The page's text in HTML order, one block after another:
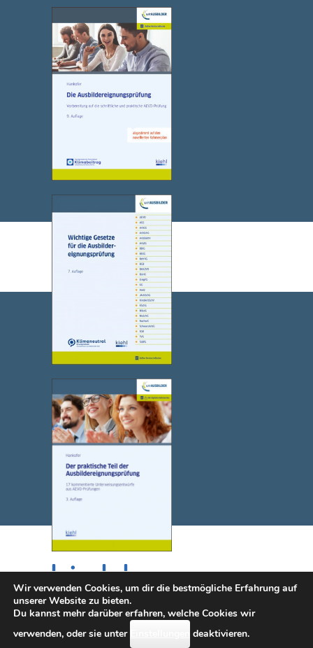
© 2025 NWB Verlag. Kiehl ist eine Marke des NWB Verlags.
Kontakt | Impressum
Wir verwenden Cookies, um dir die bestmögliche Erfahrung auf
unserer Website zu bieten.
Du kannst mehr darüber erfahren, welche Cookies wir
verwenden, oder sie unter
deaktivieren.